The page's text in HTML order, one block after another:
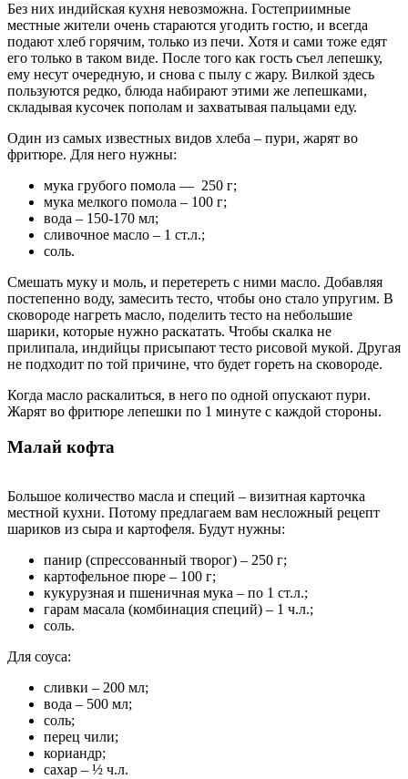
Без них индийская кухня невозможна. Гостеприимные
местные жители очень стараются угодить гостю, и всегда
подают хлеб горячим, только из печи. Хотя и сами тоже едят
его только в таком виде. После того как гость съел лепешку,
ему несут очередную, и снова с пылу с жару. Вилкой здесь
пользуются редко, блюда набирают этими же лепешками,
складывая кусочек пополам и захватывая пальцами еду.
Один из самых известных видов хлеба – пури, жарят во
фритюре. Для него нужны:
мука грубого помола — 250 г;
мука мелкого помола – 100 г;
вода – 150-170 мл;
сливочное масло – 1 ст.л.;
соль.
Смешать муку и моль, и перетереть с ними масло. Добавляя
постепенно воду, замесить тесто, чтобы оно стало упругим. В
сковороде нагреть масло, поделить тесто на небольшие
шарики, которые нужно раскатать. Чтобы скалка не
прилипала, индийцы присыпают тесто рисовой мукой. Другая
не подходит по той причине, что будет гореть на сковороде.
Когда масло раскалиться, в него по одной опускают пури.
Жарят во фритюре лепешки по 1 минуте с каждой стороны.
Малай кофта
Большое количество масла и специй – визитная карточка
местной кухни. Потому предлагаем вам несложный рецепт
шариков из сыра и картофеля. Будут нужны:
панир (спрессованный творог) – 250 г;
картофельное пюре – 100 г;
кукурузная и пшеничная мука – по 1 ст.л.;
гарам масала (комбинация специй) – 1 ч.л.;
соль.
Для соуса:
сливки – 200 мл;
вода ‒ 500 мл;
соль;
перец чили;
кориандр;
сахар – ½ ч.л.